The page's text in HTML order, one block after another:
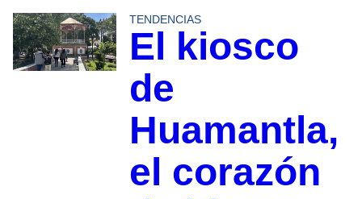
TENDENCIAS
El kiosco
de
Huamantla,
el corazón